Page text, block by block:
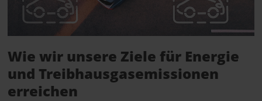
Wie wir unsere Ziele für Energie
und Treibhausgasemissionen
erreichen